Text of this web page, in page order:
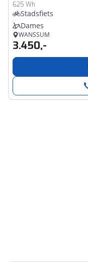
625 Wh
Stadsfiets
Dames
WANSSUM
3.450,-